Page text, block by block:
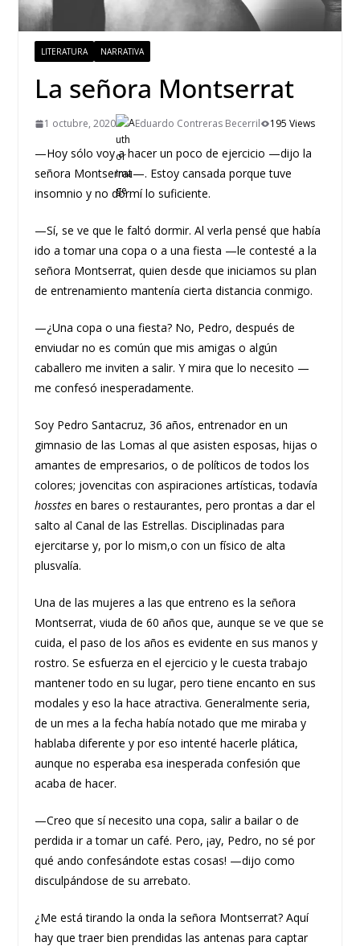
LITERATURA NARRATIVA
La señora Montserrat
1 octubre, 2020 Eduardo Contreras Becerril 195 Views
—Hoy sólo voy a hacer un poco de ejercicio —dijo la
señora Montserrat—. Estoy cansada porque tuve
insomnio y no dormí lo suficiente.
—Sí, se ve que le faltó dormir. Al verla pensé que había
ido a tomar una copa o a una fiesta —le contesté a la
señora Montserrat, quien desde que iniciamos su plan
de entrenamiento mantenía cierta distancia conmigo.
—¿Una copa o una fiesta? No, Pedro, después de
enviudar no es común que mis amigas o algún
caballero me inviten a salir. Y mira que lo necesito —
me confesó inesperadamente.
Soy Pedro Santacruz, 36 años, entrenador en un
gimnasio de las Lomas al que asisten esposas, hijas o
amantes de empresarios, o de políticos de todos los
colores; jovencitas con aspiraciones artísticas, todavía
hosstesen bares o restaurantes, pero prontas a dar el
salto al Canal de las Estrellas. Disciplinadas para
ejercitarse y, por lo mism,o con un físico de alta
plusvalía.
Una de las mujeres a las que entreno es la señora
Montserrat, viuda de 60 años que, aunque se ve que se
cuida, el paso de los años es evidente en sus manos y
rostro. Se esfuerza en el ejercicio y le cuesta trabajo
mantener todo en su lugar, pero tiene encanto en sus
modales y eso la hace atractiva. Generalmente seria,
de un mes a la fecha había notado que me miraba y
hablaba diferente y por eso intenté hacerle plática,
aunque no esperaba esa inesperada confesión que
acaba de hacer.
—Creo que sí necesito una copa, salir a bailar o de
perdida ir a tomar un café. Pero, ¡ay, Pedro, no sé por
qué ando confesándote estas cosas! —dijo como
disculpándose de su arrebato.
¿Me está tirando la onda la señora Montserrat? Aquí
hay que traer bien prendidas las antenas para captar